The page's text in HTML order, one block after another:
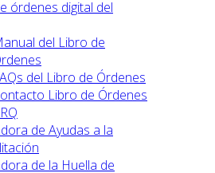
órdenes digital del
del Libro de
del Libro de Órdenes
Libro de Órdenes
de Ayudas a la
de la Huella de